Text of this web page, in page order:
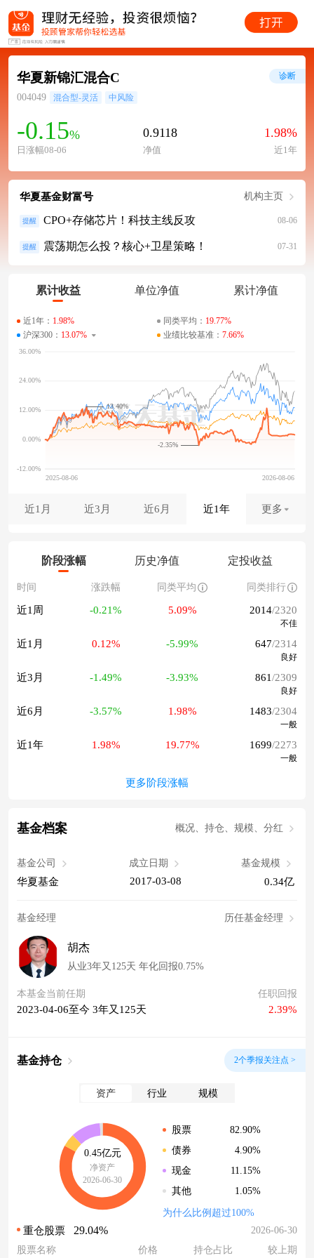
华夏新锦汇混合C
004049 混合型-灵活 中风险
-0.15%
日涨幅08-06
0.9118
净值
1.98%
近1年
诊断
华夏基金财富号 机构主页
提醒 CPO+存储芯片！科技主线反攻 08-06
提醒 震荡期怎么投？核心+卫星策略！ 07-31
累计收益 单位净值 累计净值
近1年： 1.98% 同类平均： 19.77%
沪深300： 13.07% 业绩比较基准： 7.66%
-2.35%
13.40%
近1月 近3月 近6月 近1年 更多
阶段涨幅 历史净值 定投收益
时间 涨跌幅 同类平均 同类排行
近1周 -0.21% 5.09% 2014/2320
不佳
近1月 0.12% -5.99% 647/2314
良好
近3月 -1.49% -3.93% 861/2309
良好
近6月 -3.57% 1.98% 1483/2304
一般
近1年 1.98% 19.77% 1699/2273
一般
更多阶段涨幅
基金档案 概况、持仓、规模、分红
基金公司
华夏基金
成立日期
2017-03-08
基金规模
0.34亿
基金经理 历任基金经理
胡杰
从业3年又125天 年化回报0.75%
本基金当前任期
2023-04-06至今 3年又125天
任职回报
2.39%
基金持仓 2个季报关注点 >
资产 行业 规模
0.45亿元
净资产
2026-06-30
股票
82.90%
债券
4.90%
现金
11.15%
其他
1.05%
为什么比例超过100%
重仓股票 29.04%
2026-06-30
股票名称
价格 持仓占比 较上期